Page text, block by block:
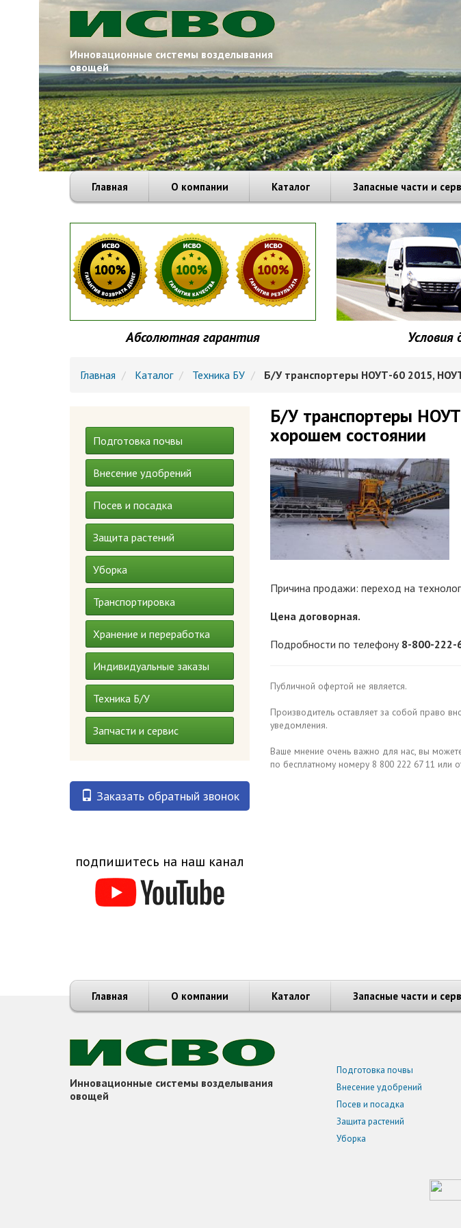
Инновационные системы возделывания
овощей
Главная О компании Каталог Запасные части и
Абсолютная гарантия Условия
Главная Каталог Техника БУ Б/У транспортеры НОУТ-60 2015,
Подготовка почвы
Внесение удобрений
Посев и посадка
Защита растений
Уборка
Транспортировка
Хранение и переработка
Индивидуальные заказы
Техника Б/У
Запчасти и сервис
Заказать обратный звонок
подпишитесь на наш канал
Б/У транспортеры
хорошем состоянии
Причина продажи: переход на
Цена договорная.
Подробности по телефону 8-800-222-
Публичной офертой не является.
Производитель оставляет за собой право
уведомления.
Ваше мнение очень важно для нас, вы
по бесплатному номеру 8 800 222 67 11 или
Главная О компании Каталог Запасные части и
Инновационные системы возделывания
овощей
Подготовка почвы
Внесение удобрений
Посев и посадка
Защита растений
Уборка